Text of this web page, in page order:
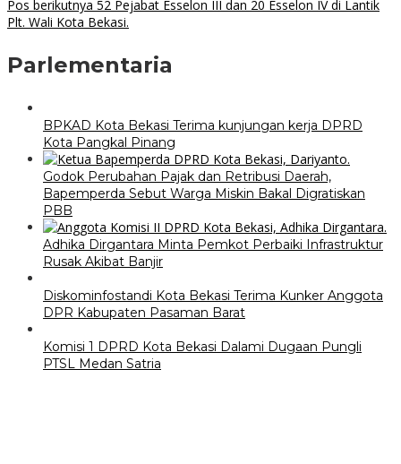
Pos berikutnya 52 Pejabat Esselon III dan 20 Esselon IV di Lantik
Plt. Wali Kota Bekasi.
Parlementaria
BPKAD Kota Bekasi Terima kunjungan kerja DPRD
Kota Pangkal Pinang
Godok Perubahan Pajak dan Retribusi Daerah,
Bapemperda Sebut Warga Miskin Bakal Digratiskan
PBB
Adhika Dirgantara Minta Pemkot Perbaiki Infrastruktur
Rusak Akibat Banjir
Diskominfostandi Kota Bekasi Terima Kunker Anggota
DPR Kabupaten Pasaman Barat
Komisi 1 DPRD Kota Bekasi Dalami Dugaan Pungli
PTSL Medan Satria